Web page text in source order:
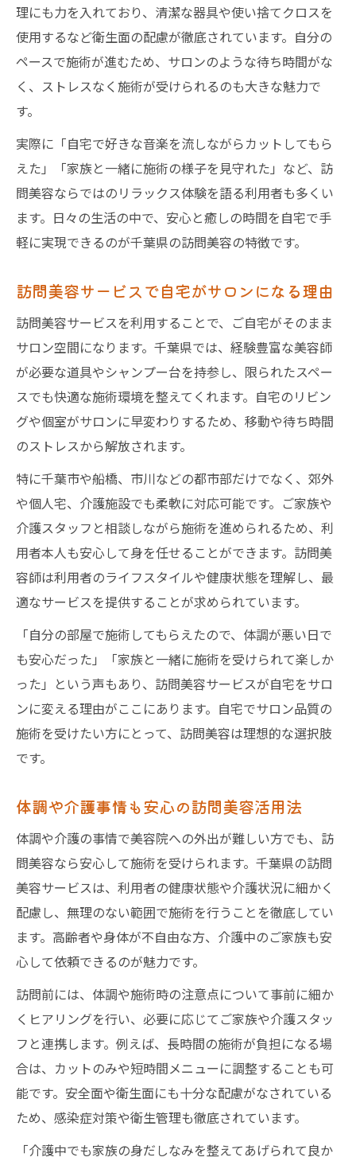
理にも力を入れており、清潔な器具や使い捨てクロスを
使用するなど衛生面の配慮が徹底されています。自分の
ペースで施術が進むため、サロンのような待ち時間がな
く、ストレスなく施術が受けられるのも大きな魅力で
す。
実際に「自宅で好きな音楽を流しながらカットしてもら
えた」「家族と一緒に施術の様子を見守れた」など、訪
問美容ならではのリラックス体験を語る利用者も多くい
ます。日々の生活の中で、安心と癒しの時間を自宅で手
軽に実現できるのが千葉県の訪問美容の特徴です。
訪問美容サービスで自宅がサロンになる理由
訪問美容サービスを利用することで、ご自宅がそのまま
サロン空間になります。千葉県では、経験豊富な美容師
が必要な道具やシャンプー台を持参し、限られたスペー
スでも快適な施術環境を整えてくれます。自宅のリビン
グや個室がサロンに早変わりするため、移動や待ち時間
のストレスから解放されます。
特に千葉市や船橋、市川などの都市部だけでなく、郊外
や個人宅、介護施設でも柔軟に対応可能です。ご家族や
介護スタッフと相談しながら施術を進められるため、利
用者本人も安心して身を任せることができます。訪問美
容師は利用者のライフスタイルや健康状態を理解し、最
適なサービスを提供することが求められています。
「自分の部屋で施術してもらえたので、体調が悪い日で
も安心だった」「家族と一緒に施術を受けられて楽しか
った」という声もあり、訪問美容サービスが自宅をサロ
ンに変える理由がここにあります。自宅でサロン品質の
施術を受けたい方にとって、訪問美容は理想的な選択肢
です。
体調や介護事情も安心の訪問美容活用法
体調や介護の事情で美容院への外出が難しい方でも、訪
問美容なら安心して施術を受けられます。千葉県の訪問
美容サービスは、利用者の健康状態や介護状況に細かく
配慮し、無理のない範囲で施術を行うことを徹底してい
ます。高齢者や身体が不自由な方、介護中のご家族も安
心して依頼できるのが魅力です。
訪問前には、体調や施術時の注意点について事前に細か
くヒアリングを行い、必要に応じてご家族や介護スタッ
フと連携します。例えば、長時間の施術が負担になる場
合は、カットのみや短時間メニューに調整することも可
能です。安全面や衛生面にも十分な配慮がなされている
ため、感染症対策や衛生管理も徹底されています。
「介護中でも家族の身だしなみを整えてあげられて良か